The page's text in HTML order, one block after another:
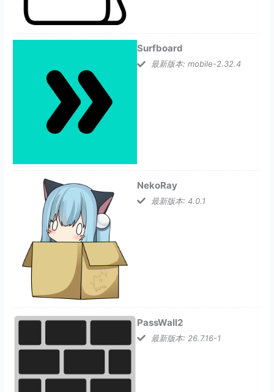
Surfboard
最新版本: mobile-2.32.4
NekoRay
最新版本: 4.0.1
PassWall2
最新版本: 26.7.16-1